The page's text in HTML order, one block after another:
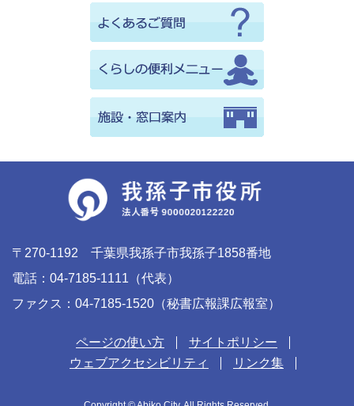
〒270-1192 千葉県我孫子市我孫子1858番地
電話：04-7185-1111（代表）
ファクス：04-7185-1520（秘書広報課広報室）
ページの使い方
サイトポリシー
ウェブアクセシビリティ
リンク集